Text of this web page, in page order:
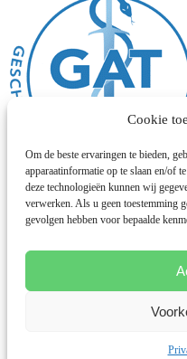
Cookie
Om de beste ervaringen te bieden,
apparaatinformatie op te slaan en/of
deze technologieën kunnen wij
verwerken. Als u geen toestemming
gevolgen hebben voor bepaalde
Algemene voorwaarden
Disclaimer
Cookies
© 2026 Deze website draait op